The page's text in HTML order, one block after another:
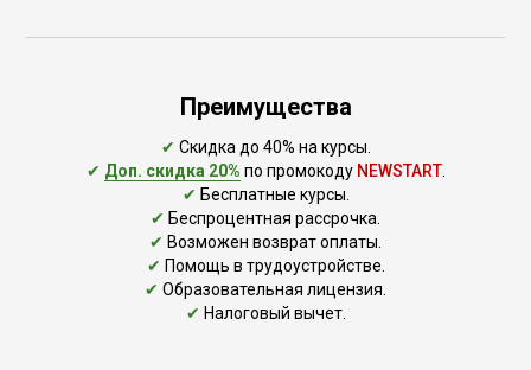
Преимущества
✔ Скидка до 40% на курсы.
✔ Доп. скидка 20% по промокоду NEWSTART.
✔ Бесплатные курсы.
✔ Беспроцентная рассрочка.
✔ Возможен возврат оплаты.
✔ Помощь в трудоустройстве.
✔ Образовательная лицензия.
✔ Налоговый вычет.